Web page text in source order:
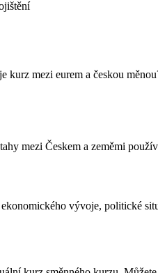
mezi eurem a českou
mezi Českem a zeměmi
vývoje, politické